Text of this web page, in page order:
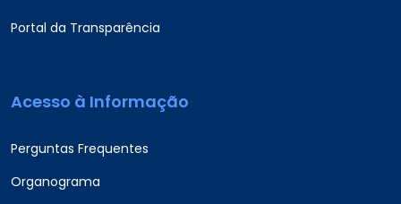
Portal da Transparência
Acesso à Informação
Perguntas Frequentes
Organograma